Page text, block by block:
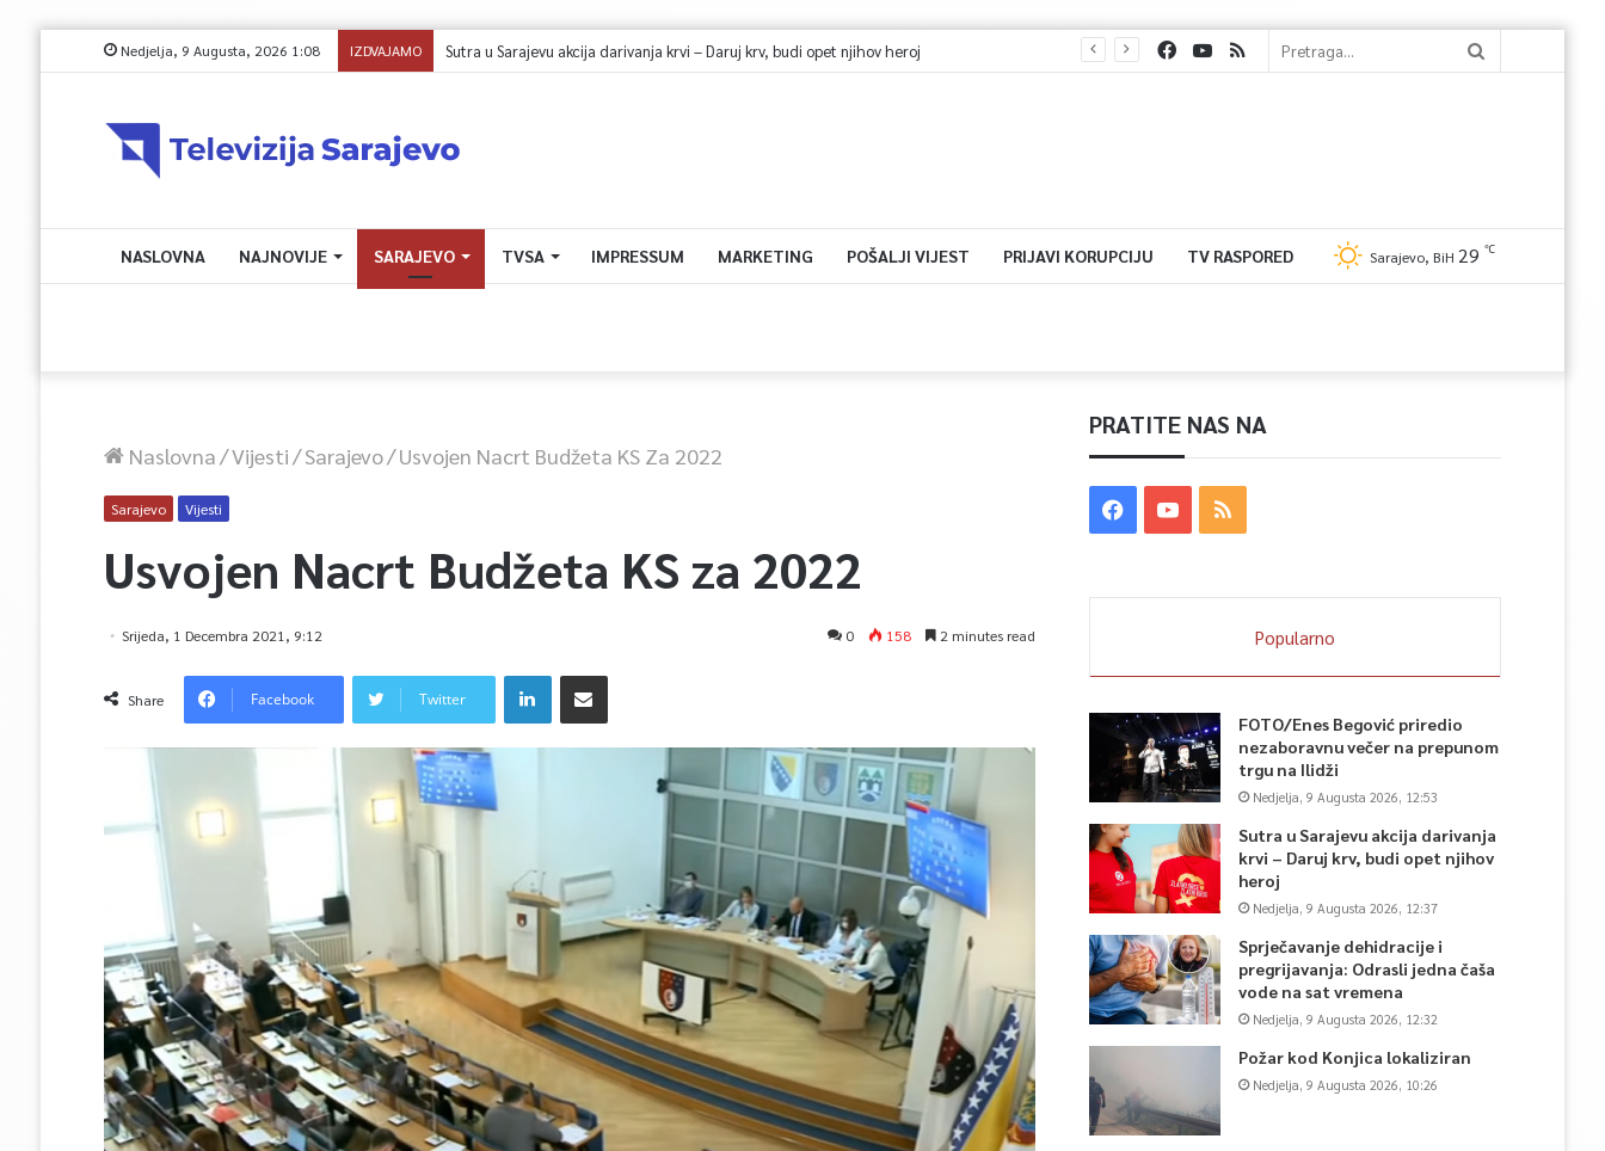
Nedjelja, 9 Augusta, 2026 1:08 IZDVAJAMO
NASLOVNA NAJNOVIJE SARAJEVO TVSA IMPRESSUM MARKETING POŠALJI VIJEST PRIJAVI KORUPCIJU TV RASPORED Sarajevo, BiH 29 ℃
Naslovna/Vijesti/Sarajevo/Usvojen Nacrt Budžeta KS Za 2022
Sarajevo Vijesti
Usvojen Nacrt Budžeta KS za 2022
Srijeda, 1 Decembra 2021, 9:12 0 158 2 minutes read
Share Facebook Twitter
PRATITE NAS NA
Popularno
FOTO/Enes Begović priredio
nezaboravnu večer na prepunom
trgu na Ilidži
Nedjelja, 9 Augusta 2026, 12:53
Sutra u Sarajevu akcija darivanja
krvi – Daruj krv, budi opet njihov
heroj
Nedjelja, 9 Augusta 2026, 12:37
Sprječavanje dehidracije i
pregrijavanja: Odrasli jedna čaša
vode na sat vremena
Nedjelja, 9 Augusta 2026, 12:32
Požar kod Konjica lokaliziran
Nedjelja, 9 Augusta 2026, 10:26